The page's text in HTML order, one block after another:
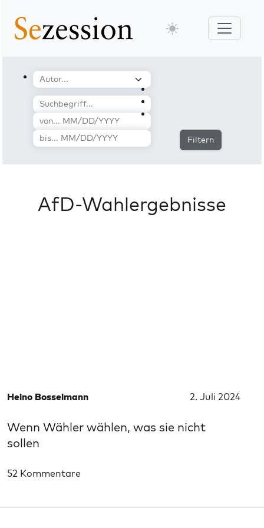
Filtern
AfD-Wahlergebnisse
Heino Bosselmann 2. Juli 2024
Wenn Wähler wählen, was sie nicht
sollen
52 Kommentare